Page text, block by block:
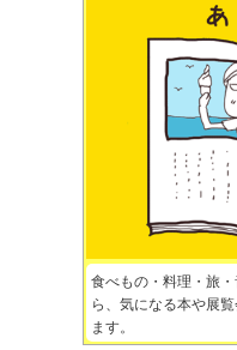
食べもの・料理・旅
ら、気になる本や展
ます。